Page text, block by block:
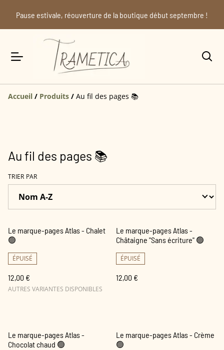
Pause estivale, réouverture de la boutique début septembre !
Accueil / Produits / Au fil des pages 📚
Au fil des pages 📚
TRIER PAR
Le marque-pages Atlas - Chalet
🟢
ÉPUISÉ
12,00 €
AUTRES VARIANTES DISPONIBLES
Le marque-pages Atlas -
Châtaigne "Sans écriture" 🟢
ÉPUISÉ
12,00 €
Le marque-pages Atlas -
Chocolat chaud 🟢
Le marque-pages Atlas - Crème
🟢